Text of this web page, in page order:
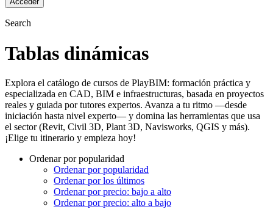
Search
Tablas dinámicas
Explora el catálogo de cursos de PlayBIM: formación práctica y
especializada en CAD, BIM e infraestructuras, basada en proyectos
reales y guiada por tutores expertos. Avanza a tu ritmo —desde
iniciación hasta nivel experto— y domina las herramientas que usa
el sector (Revit, Civil 3D, Plant 3D, Navisworks, QGIS y más).
¡Elige tu itinerario y empieza hoy!
Ordenar por popularidad
Ordenar por popularidad
Ordenar por los últimos
Ordenar por precio: bajo a alto
Ordenar por precio: alto a bajo